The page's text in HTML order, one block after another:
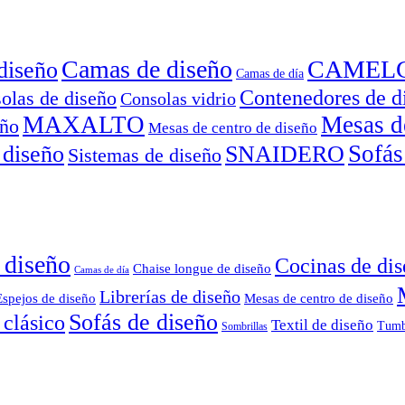
Camas de diseño Camas de día
de diseñoConsolas vidrio Contenedores de
MAXALTO Mesas de centro de diseño Mesas
Sistemas de diseño SNAIDERO
Camas de día Chaise longue de diseño Cocinas de
de diseño Librerías de diseño Mesas de centro de diseño
Sofás de diseño Sombrillas Textil de diseño